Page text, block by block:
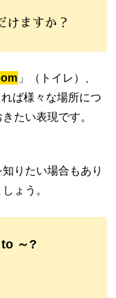
けますか？
」
（トイレ）、
ば様々な場所につ
たい表現です。
りたい場合もあり
ょう。
～?